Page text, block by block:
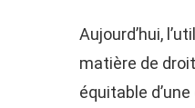
Aujourd’hui,
matière de
équitable